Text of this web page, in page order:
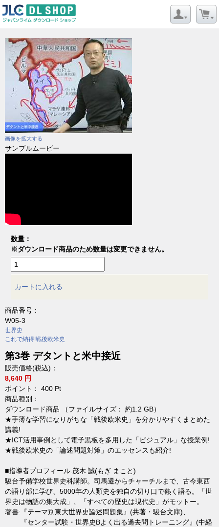
画像を拡大する
サンプルムービー
数量：
※ダウンロード商品のため数量は変更できません。
カートに入れる
商品番号：
W05-3
世界史
これで納得!戦後欧米史
第3巻 デタントと米中接近
販売価格(税込)：
8,640 円
ポイント： 400 Pt
商品種別：
ダウンロード商品 （ファイルサイズ： 約1.2 GB）
★手薄な学習になりがちな「戦後欧米史」を分かりやすくまとめた
講義!
★ICT活用事例として電子黒板を多用した「ビジュアル」な授業例!
★戦後欧米史の「論述問題対策」のエッセンスも紹介!
■指導者プロフィール:茂木 誠(もぎ まこと)
駿台予備学校世界史科講師。司馬遷からチャーチルまで、古今東西
の語り部に学び、5000年の人類史を独自の切り口で熱く語る。「世
界史は物語の集大成」、「すべての歴史は現代史」がモットー。
著書:『テーマ別東大世界史論述問題集』(共著・駿台文庫)、
『センター試験・世界史Bよく出る過去問トレーニング』(中経